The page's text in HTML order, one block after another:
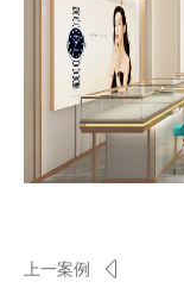
上一案例